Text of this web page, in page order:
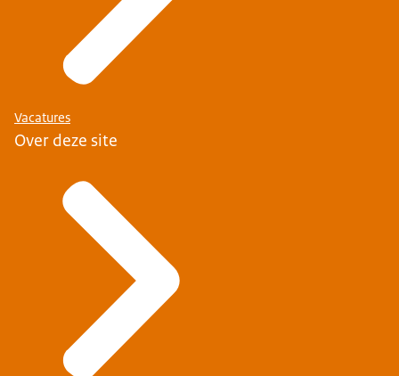
Vacatures
Over deze site